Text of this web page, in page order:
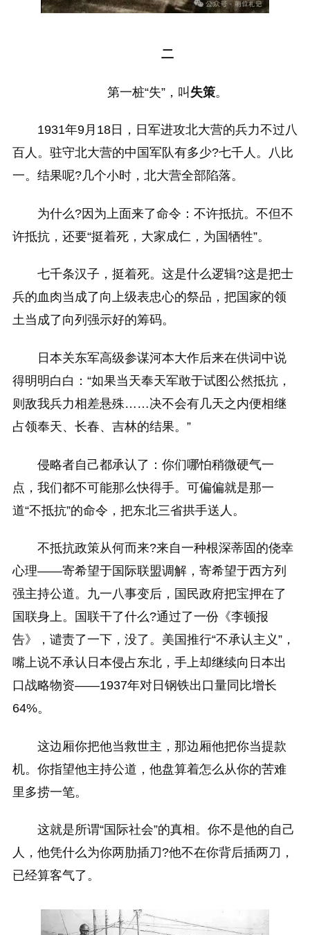
二
第一桩“失”，叫 失策。
1931年9月18日，日军进攻北大营的兵力不过八
百人。驻守北大营的中国军队有多少?七千人。八比
一。结果呢?几个小时，北大营全部陷落。
为什么?因为上面来了命令：不许抵抗。不但不
许抵抗，还要“挺着死，大家成仁，为国牺牲”。
七千条汉子，挺着死。这是什么逻辑?这是把士
兵的血肉当成了向上级表忠心的祭品，把国家的领
土当成了向列强示好的筹码。
日本关东军高级参谋河本大作后来在供词中说
得明明白白：“如果当天奉天军敢于试图公然抵抗，
则敌我兵力相差悬殊……决不会有几天之内便相继
占领奉天、长春、吉林的结果。”
侵略者自己都承认了：你们哪怕稍微硬气一
点，我们都不可能那么快得手。可偏偏就是那一
道“不抵抗”的命令，把东北三省拱手送人。
不抵抗政策从何而来?来自一种根深蒂固的侥幸
心理——寄希望于国际联盟调解，寄希望于西方列
强主持公道。九一八事变后，国民政府把宝押在了
国联身上。国联干了什么?通过了一份《李顿报
告》，谴责了一下，没了。美国推行“不承认主义”，
嘴上说不承认日本侵占东北，手上却继续向日本出
口战略物资——1937年对日钢铁出口量同比增长
64%。
这边厢你把他当救世主，那边厢他把你当提款
机。你指望他主持公道，他盘算着怎么从你的苦难
里多捞一笔。
这就是所谓“国际社会”的真相。你不是他的自己
人，他凭什么为你两肋插刀?他不在你背后插两刀，
已经算客气了。